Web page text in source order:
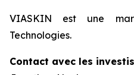
VIASKIN est une
Technologies.
Contact avec les